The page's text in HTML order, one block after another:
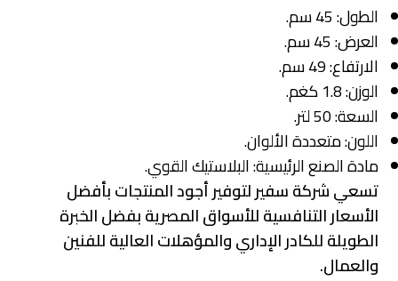
الطول: 45 سم.
العرض: 45 سم.
الارتفاع: 49 سم.
الوزن: 1.8 كغم.
السعة: 50 لتر.
اللون: متعددة الألوان.
مادة الصنع الرئيسية: البلاستيك القوي.
تسعي شركة سفير لتوفير أجود المنتجات بأفضل
الأسعار التنافسية للأسواق المصرية بفضل الخبرة
الطويلة للكادر الإداري والمؤهلات العالية للفنين
والعمال.